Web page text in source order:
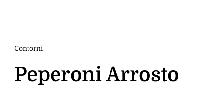
Contorni
Peperoni Arrosto